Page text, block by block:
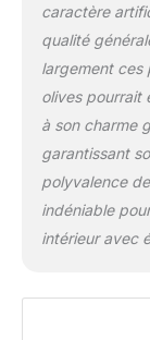
caractère
qualité
largement ces
olives pourrait
à son charme
garantissant
polyvalence
indéniable
intérieur avec